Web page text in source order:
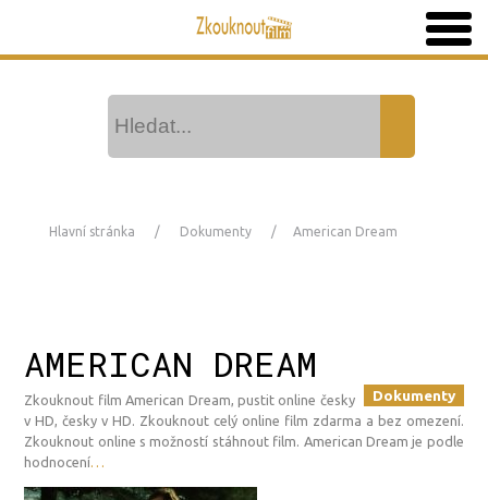
Hlavní stránka Dokumenty American Dream
AMERICAN DREAM
Dokumenty
Zkouknout film American Dream, pustit online česky
v HD, česky v HD. Zkouknout celý online film zdarma a bez omezení.
Zkouknout online s možností stáhnout film. American Dream je podle
hodnocení